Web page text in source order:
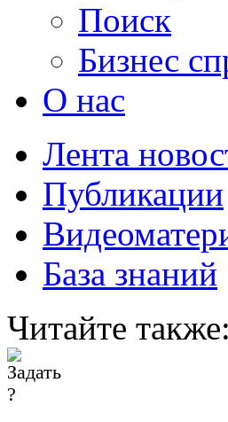
Поиск
Бизнес
О нас
Лента
Публикации
База знаний
Читайте также: